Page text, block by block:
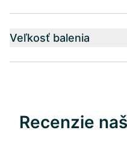
Veľkosť balenia
Recenzie